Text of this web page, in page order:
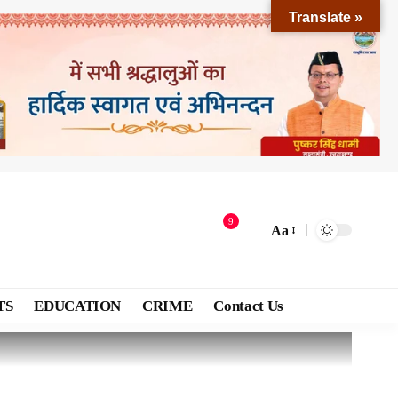
9
Aa
EDUCATION CRIME Contact Us
Translate »